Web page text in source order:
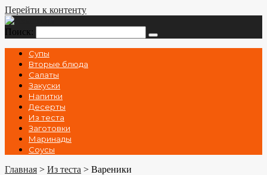
Перейти к контенту
Поиск:
Супы
Вторые блюда
Салаты
Закуски
Напитки
Десерты
Из теста
Заготовки
Маринады
Соусы
Главная > Из теста > Вареники